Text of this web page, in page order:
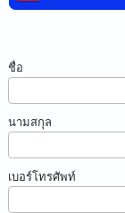
ชื่อ
นามสกุล
เบอร์โทรศัพท์